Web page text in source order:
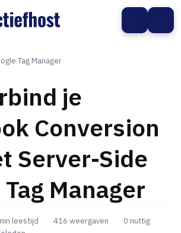
Tag Manager
je
Conversion
Server-Side
Manager
leestijd 416 weergaven
0 nuttig